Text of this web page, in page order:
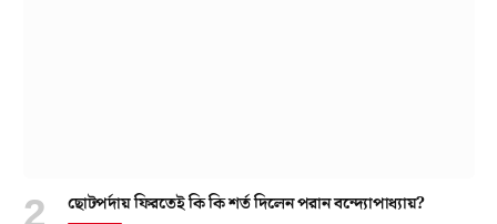
ছোটপর্দায় ফিরতেই কি কি শর্ত দিলেন পরান বন্দ্যোপাধ্যায়?